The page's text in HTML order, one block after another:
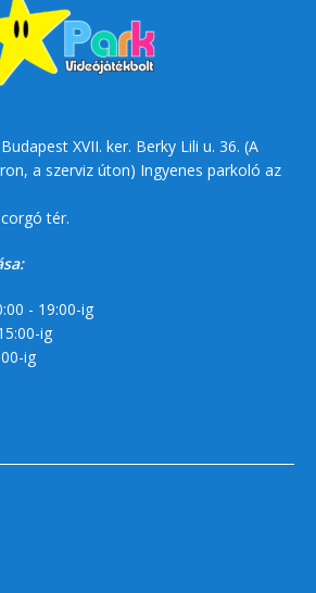
XVII. ker. Berky Lili u. 36. (A
a szerviz úton) Ingyenes parkoló az
tér.
- 19:00-ig
ig
ig